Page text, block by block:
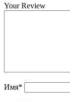
Your Review
Имя*